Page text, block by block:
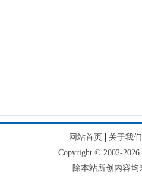
网站首页| 关于我们
Copyright © 2002-
除本站所创内容